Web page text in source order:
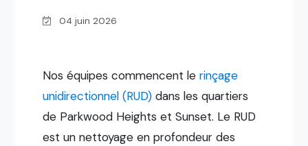
04 juin 2026
Nos équipes commencent lerinçage
unidirectionnel (RUD) dans les quartiers
de Parkwood Heights et Sunset. Le RUD
est un nettoyage en profondeur des